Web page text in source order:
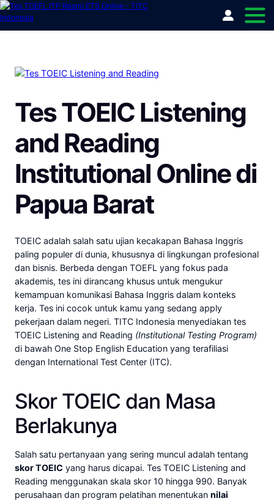
Tes TOEIC Listening
and Reading
Institutional Online di
Papua Barat
TOEIC adalah salah satu ujian kecakapan Bahasa Inggris
paling populer di dunia, khususnya di lingkungan profesional
dan bisnis. Berbeda dengan TOEFL yang fokus pada
akademis, tes ini dirancang khusus untuk mengukur
kemampuan komunikasi Bahasa Inggris dalam konteks
kerja. Tes ini cocok untuk kamu yang sedang apply
pekerjaan dalam negeri. TITC Indonesia menyediakan tes
TOEIC Listening and Reading (Institutional Testing Program)
di bawah One Stop English Education yang terafiliasi
dengan International Test Center (ITC).
Skor TOEIC dan Masa
Berlakunya
Salah satu pertanyaan yang sering muncul adalah tentang
skor TOEIC yang harus dicapai. Tes TOEIC Listening and
Reading menggunakan skala skor 10 hingga 990. Banyak
perusahaan dan program pelatihan menentukannilai